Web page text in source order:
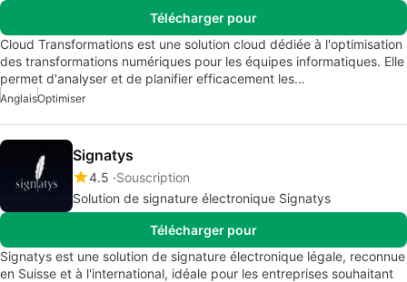
Télécharger pour
Cloud Transformations est une solution cloud dédiée à l'optimisation
des transformations numériques pour les équipes informatiques. Elle
permet d'analyser et de planifier efficacement les…
AnglaisOptimiser
Signatys
4.5 Souscription
Solution de signature électronique Signatys
Télécharger pour
Signatys est une solution de signature électronique légale, reconnue
en Suisse et à l'international, idéale pour les entreprises souhaitant